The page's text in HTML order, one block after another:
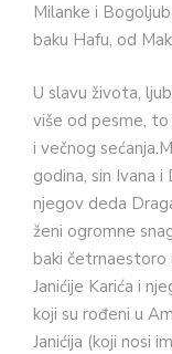
Milanke i
baku Hafu, od
U slavu života,
više od pesme, to
i večnog
godina, sin Ivana
njegov deda
ženi ogromne
baki četrnaestoro
Janićije Karića i
koji su rođeni u
Janićija (koji nosi